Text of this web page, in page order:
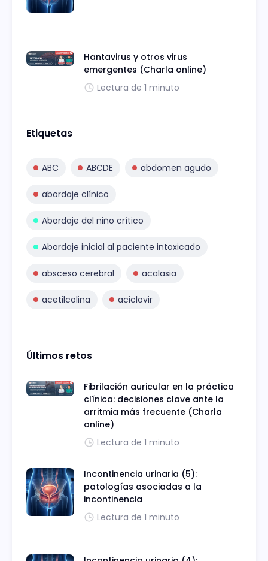
Hantavirus y otros virus
emergentes (Charla online)
Lectura de 1 minuto
Etiquetas
ABC ABCDE abdomen agudo
abordaje clínico
Abordaje del niño crítico
Abordaje inicial al paciente intoxicado
absceso cerebral acalasia
acetilcolina aciclovir
Últimos retos
Fibrilación auricular en la práctica
clínica: decisiones clave ante la
arritmia más frecuente (Charla
online)
Lectura de 1 minuto
Incontinencia urinaria (5):
patologías asociadas a la
incontinencia
Lectura de 1 minuto